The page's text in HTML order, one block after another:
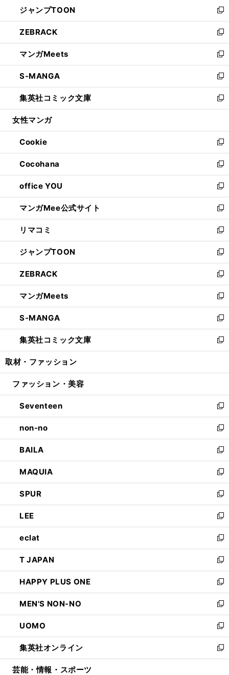
く
で
開
く
ド
ウ
で
開
く
ィ
ン
ド
ウ
で
開
く
い
ウ
ィ
ン
ド
ウ
で
開
く
ジャンプTOON
新
し
い
ウ
ィ
ン
ド
ウ
で
開
ZEBRACK
新
し
い
ウ
ィ
ン
ド
ウ
開
く
マンガMeets
新
し
い
ウ
ィ
ン
ウ
で
開
く
S-MANGA
新
し
い
ウ
ン
ド
ウ
で
開
く
集英社コミック文庫
新
し
ウ
ィ
ン
ド
ウ
で
開
く
女性マンガ
Cookie
新
し
い
ウ
ィ
ン
ド
ウ
で
開
く
Cocohana
新
し
い
ウ
ィ
ン
ド
ウ
で
開
く
office YOU
新
し
い
ウ
ィ
ン
ド
ウ
で
開
く
マンガMee公式サイト
新
し
い
ウ
ィ
ン
ド
ウ
で
開
く
リマコミ
新
し
い
ウ
ィ
ン
ド
ウ
で
開
く
ジャンプTOON
新
し
い
ウ
ィ
ン
ド
ウ
で
開
ZEBRACK
新
し
い
ウ
ィ
ン
ド
ウ
開
マンガMeets
新
し
い
ウ
ィ
ン
ウ
開
く
S-MANGA
新
し
い
ウ
ン
ウ
で
開
く
集英社コミック文庫
新
し
ウ
ン
ド
ウ
で
開
く
取材・ファッション
ファッション・美容
Seventeen
新
し
い
ウ
ィ
ン
ド
ウ
で
開
く
non-no
新
し
い
ウ
ィ
ン
ド
ウ
で
開
く
BAILA
新
し
い
ウ
ィ
ン
ド
ウ
で
開
く
MAQUIA
新
し
い
ウ
ィ
ン
ド
ウ
で
開
く
SPUR
新
し
い
ウ
ィ
ン
ド
ウ
で
開
く
LEE
新
し
い
ウ
ィ
ン
ド
ウ
で
開
く
eclat
新
し
い
ウ
ィ
ン
ド
ウ
で
開
く
T JAPAN
新
し
い
ウ
ィ
ン
ド
ウ
で
開
HAPPY PLUS ONE
新
し
い
ウ
ィ
ン
ド
ウ
MEN'S NON-NO
新
し
い
ウ
ィ
ン
UOMO
新
し
い
ウ
集英社オンライン
新
し
芸能・情報・スポーツ